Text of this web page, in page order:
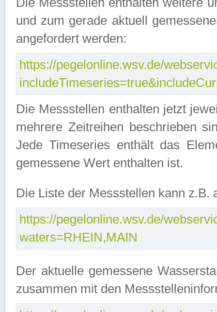
und zum gerade aktuell
angefordert werden:
https://pegelonline.wsv.de/
Die Messstellen enthalten jetzt
mehrere Zeitreihen beschrieben
Jede Timeseries enthält das
gemessene Wert enthalten ist.
Die Liste der Messstellen kann
https://pegelonline.wsv.de/
waters=RHEIN,MAIN
Der aktuelle gemessene
zusammen mit den